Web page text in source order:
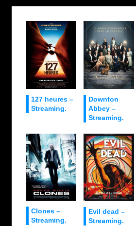
127 heures –
Streaming.
Downton
Abbey –
Streaming.
Clones –
Streaming.
Evil dead –
Streaming.